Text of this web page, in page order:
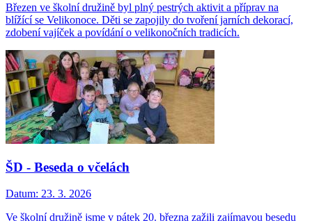
Březen ve školní družině byl plný pestrých aktivit a příprav na
blížící se Velikonoce. Děti se zapojily do tvoření jarních dekorací,
zdobení vajíček a povídání o velikonočních tradicích.
ŠD - Beseda o včelách
Datum: 23. 3. 2026
Ve školní družině jsme v pátek 20. března zažili zajímavou besedu